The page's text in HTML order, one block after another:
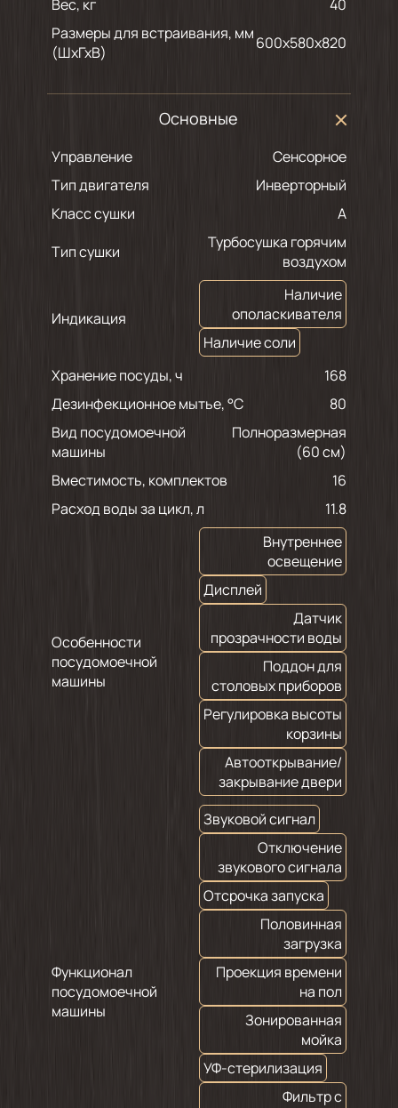
Вес, кг
40
Размеры для встраивания, мм
(ШхГхВ)
600х580х820
Основные
Управление
Сенсорное
Тип двигателя
Инверторный
Класс сушки
A
Тип сушки
Турбосушка горячим
воздухом
Индикация
Наличие
ополаскивателя
Наличие соли
Хранение посуды, ч
168
Дезинфекционное мытье, °C
80
Вид посудомоечной
машины
Полноразмерная
(60 см)
Вместимость, комплектов
16
Расход воды за цикл, л
11.8
Особенности
посудомоечной
машины
Внутреннее
освещение
Дисплей
Датчик
прозрачности воды
Поддон для
столовых приборов
Регулировка высоты
корзины
Автооткрывание/
закрывание двери
Функционал
посудомоечной
машины
Звуковой сигнал
Отключение
звукового сигнала
Отсрочка запуска
Половинная
загрузка
Проекция времени
на пол
Зонированная
мойка
УФ-стерилизация
Фильтр с